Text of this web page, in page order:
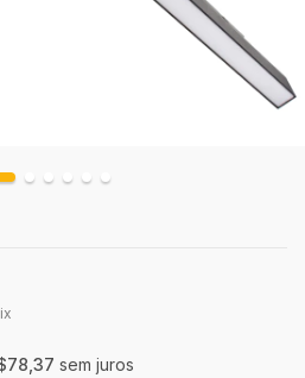
sem juros